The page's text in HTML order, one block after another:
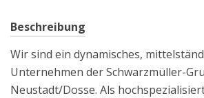
Beschreibung
Wir sind ein dynamisches,
Unternehmen der Schwarzmüller-
Neustadt/Dosse. Als